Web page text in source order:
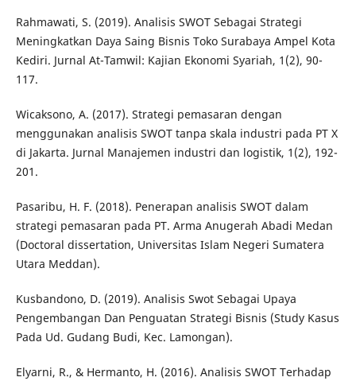
Rahmawati, S. (2019). Analisis SWOT Sebagai Strategi
Meningkatkan Daya Saing Bisnis Toko Surabaya Ampel Kota
Kediri. Jurnal At-Tamwil: Kajian Ekonomi Syariah, 1(2), 90-
117.
Wicaksono, A. (2017). Strategi pemasaran dengan
menggunakan analisis SWOT tanpa skala industri pada PT X
di Jakarta. Jurnal Manajemen industri dan logistik, 1(2), 192-
201.
Pasaribu, H. F. (2018). Penerapan analisis SWOT dalam
strategi pemasaran pada PT. Arma Anugerah Abadi Medan
(Doctoral dissertation, Universitas Islam Negeri Sumatera
Utara Meddan).
Kusbandono, D. (2019). Analisis Swot Sebagai Upaya
Pengembangan Dan Penguatan Strategi Bisnis (Study Kasus
Pada Ud. Gudang Budi, Kec. Lamongan).
Elyarni, R., & Hermanto, H. (2016). Analisis SWOT Terhadap